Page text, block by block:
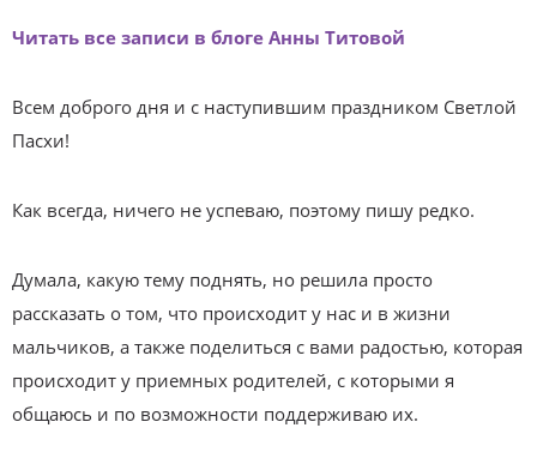
Читать все записи в блоге Анны Титовой
Всем доброго дня и с наступившим праздником Светлой
Пасхи!
Как всегда, ничего не успеваю, поэтому пишу редко.
Думала, какую тему поднять, но решила просто
рассказать о том, что происходит у нас и в жизни
мальчиков, а также поделиться с вами радостью, которая
происходит у приемных родителей, с которыми я
общаюсь и по возможности поддерживаю их.